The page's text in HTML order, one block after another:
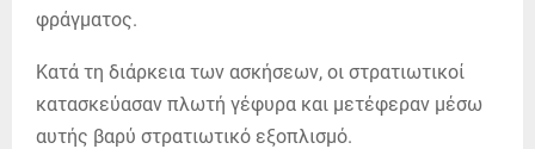
φράγματος.
Κατά τη διάρκεια των ασκήσεων, οι στρατιωτικοί
κατασκεύασαν πλωτή γέφυρα και μετέφεραν μέσω
αυτής βαρύ στρατιωτικό εξοπλισμό.